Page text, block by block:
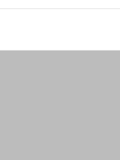
AUKTIONSUR